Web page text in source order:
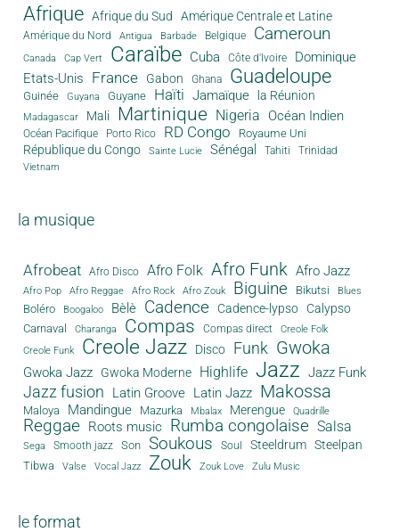
Afrique Afrique du Sud Amérique Centrale et Latine
Amérique du Nord Antigua Barbade Belgique Cameroun
Canada Cap Vert Caraïbe Cuba Côte d'Ivoire
Dominique
Etats-Unis
France Gabon Ghana Guadeloupe
Guinée Guyana Guyane Haïti Jamaïque la Réunion
Madagascar Mali Martinique Nigeria Océan Indien
Océan Pacifique Porto Rico RD Congo Royaume Uni
République du Congo Sainte Lucie Sénégal Tahiti Trinidad
Vietnam
la musique
Afrobeat Afro Disco Afro Folk Afro Funk Afro Jazz
Afro Pop Afro Reggae Afro Rock Afro Zouk Biguine Bikutsi Blues
Boléro Boogaloo Bèlè Cadence Cadence-lypso Calypso
Carnaval Charanga Compas Compas direct
Creole Folk
Creole Funk
Creole Jazz Disco Funk Gwoka
Gwoka Jazz Gwoka Moderne Highlife Jazz Jazz Funk
Jazz fusion Latin Groove Latin Jazz Makossa
Maloya Mandingue Mazurka Mbalax Merengue Quadrille
Reggae Roots music Rumba congolaise Salsa
Sega Smooth jazz Son Soukous Soul Steeldrum Steelpan
Tibwa Valse Vocal Jazz Zouk Zouk Love Zulu Music
le format